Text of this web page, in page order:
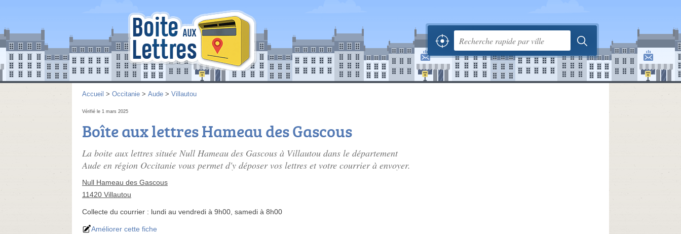
Accueil > Occitanie > Aude > Villautou
Vérifié le 1 mars 2025
Boîte aux lettres Hameau des Gascous
La boite aux lettres située Null Hameau des Gascous à Villautou dans le département
Aude en région Occitanie vous permet d'y déposer vos lettres et votre courrier à envoyer.
Null Hameau des Gascous
11420 Villautou
Collecte du courrier : lundi au vendredi à 9h00, samedi à 8h00
Améliorer cette fiche